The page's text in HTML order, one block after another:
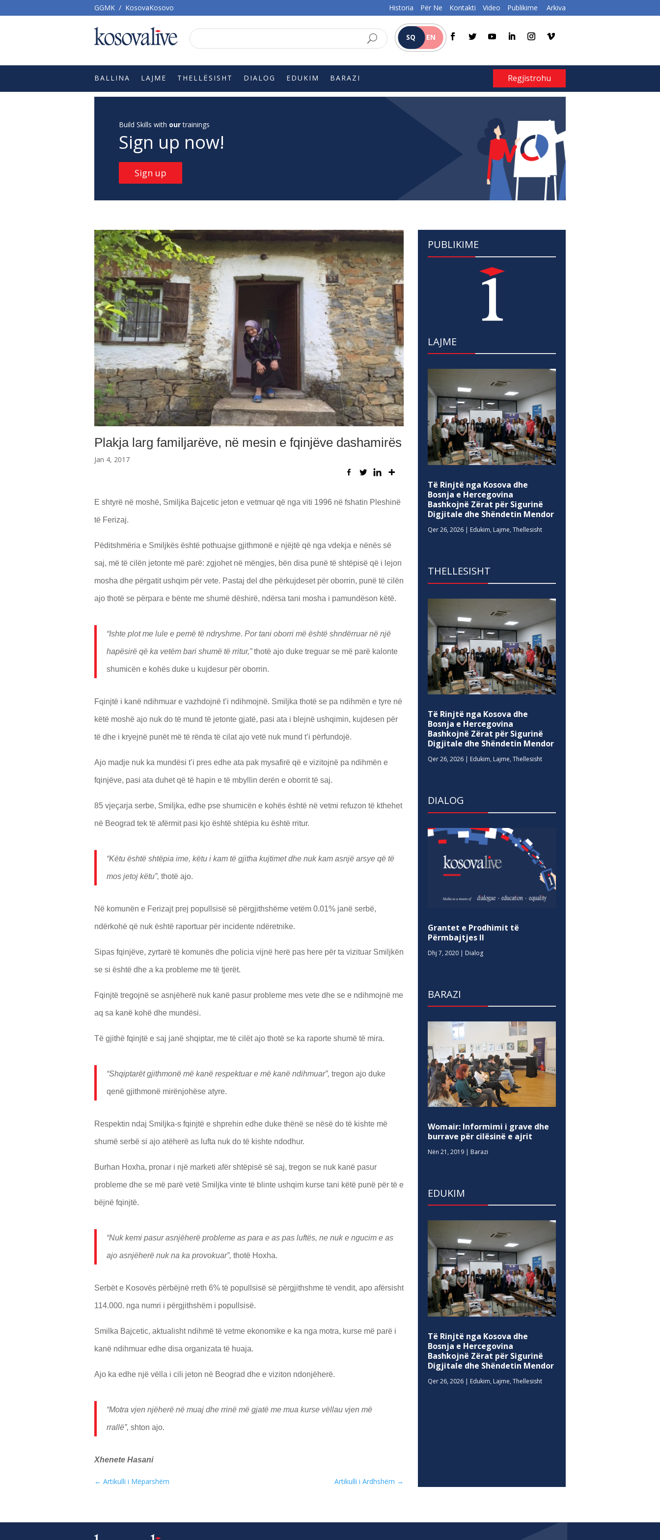
GGMK / KosovaKosovo Historia Për Ne Kontakti Video Publikime Arkiva
SQ EN
BALLINA LAJME THELLËSISHT DIALOG EDUKIM BARAZI Regjistrohu
Build Skills with ourtrainings
Sign up now!
Sign up
Plakja larg familjarëve, në mesin e fqinjëve dashamirës
Jan 4, 2017
E shtyrë në moshë, Smiljka Bajcetic jeton e vetmuar që nga viti 1996 në fshatin Pleshinë
të Ferizaj.
Pëditshmëria e Smiljkës është pothuajse gjithmonë e njëjtë që nga vdekja e nënës së
saj, më të cilën jetonte më parë: zgjohet në mëngjes, bën disa punë të shtëpisë që i lejon
mosha dhe përgatit ushqim për vete. Pastaj del dhe përkujdeset për oborrin, punë të cilën
ajo thotë se përpara e bënte me shumë dëshirë, ndërsa tani mosha i pamundëson këtë.
“Ishte plot me lule e pemë të ndryshme. Por tani oborri më është shndërruar në një
hapësirë që ka vetëm bari shumë të rritur,”thotë ajo duke treguar se më parë kalonte
shumicën e kohës duke u kujdesur për oborrin.
Fqinjtë i kanë ndihmuar e vazhdojnë t’i ndihmojnë. Smiljka thotë se pa ndihmën e tyre në
këtë moshë ajo nuk do të mund të jetonte gjatë, pasi ata i blejnë ushqimin, kujdesen për
të dhe i kryejnë punët më të rënda të cilat ajo vetë nuk mund t’i përfundojë.
Ajo madje nuk ka mundësi t’i pres edhe ata pak mysafirë që e vizitojnë pa ndihmën e
fqinjëve, pasi ata duhet që të hapin e të mbyllin derën e oborrit të saj.
85 vjeçarja serbe, Smiljka, edhe pse shumicën e kohës është në vetmi refuzon të kthehet
në Beograd tek të afërmit pasi kjo është shtëpia ku është rritur.
“Këtu është shtëpia ime, këtu i kam të gjitha kujtimet dhe nuk kam asnjë arsye që të
mos jetoj këtu”, thotë ajo.
Në komunën e Ferizajt prej popullsisë së përgjithshëme vetëm 0.01% janë serbë,
ndërkohë që nuk është raportuar për incidente ndëretnike.
Sipas fqinjëve, zyrtarë të komunës dhe policia vijnë herë pas here për ta vizituar Smiljkën
se si është dhe a ka probleme me të tjerët.
Fqinjtë tregojnë se asnjëherë nuk kanë pasur probleme mes vete dhe se e ndihmojnë me
aq sa kanë kohë dhe mundësi.
Të gjithë fqinjtë e saj janë shqiptar, me të cilët ajo thotë se ka raporte shumë të mira.
“Shqiptarët gjithmonë më kanë respektuar e më kanë ndihmuar”, tregon ajo duke
qenë gjithmonë mirënjohëse atyre.
Respektin ndaj Smiljka-s fqinjtë e shprehin edhe duke thënë se nësë do të kishte më
shumë serbë si ajo atëherë as lufta nuk do të kishte ndodhur.
Burhan Hoxha, pronar i një marketi afër shtëpisë së saj, tregon se nuk kanë pasur
probleme dhe se më parë vetë Smiljka vinte të blinte ushqim kurse tani këtë punë për të e
bëjnë fqinjtë.
“Nuk kemi pasur asnjëherë probleme as para e as pas luftës, ne nuk e ngucim e as
ajo asnjëherë nuk na ka provokuar”, thotë Hoxha.
Serbët e Kosovës përbëjnë rreth 6% të popullsisë së përgjithshme të vendit, apo afërsisht
114.000. nga numri i përgjithshëm i popullsisë.
Smilka Bajcetic, aktualisht ndihmë të vetme ekonomike e ka nga motra, kurse më parë i
kanë ndihmuar edhe disa organizata të huaja.
Ajo ka edhe një vëlla i cili jeton në Beograd dhe e viziton ndonjëherë.
“Motra vjen njëherë në muaj dhe rrinë më gjatë me mua kurse vëllau vjen më
rrallë”, shton ajo.
Xhenete Hasani
← Artikulli i Mëparshëm Artikulli i Ardhshëm →
PUBLIKIME
LAJME
Të Rinjtë nga Kosova dhe
Bosnja e Hercegovina
Bashkojnë Zërat për Sigurinë
Digjitale dhe Shëndetin Mendor
Qer 26, 2026 | Edukim, Lajme,Thellesisht
THELLESISHT
Të Rinjtë nga Kosova dhe
Bosnja e Hercegovina
Bashkojnë Zërat për Sigurinë
Digjitale dhe Shëndetin Mendor
Qer 26, 2026 | Edukim, Lajme,Thellesisht
DIALOG
Grantet e Prodhimit të
Përmbajtjes II
Dhj 7, 2020 | Dialog
BARAZI
Womair: Informimi i grave dhe
burrave për cilësinë e ajrit
Nën 21, 2019 | Barazi
EDUKIM
Të Rinjtë nga Kosova dhe
Bosnja e Hercegovina
Bashkojnë Zërat për Sigurinë
Digjitale dhe Shëndetin Mendor
Qer 26, 2026 | Edukim, Lajme,Thellesisht